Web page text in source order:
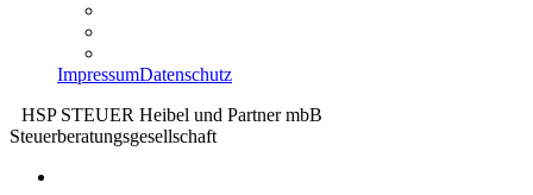
ImpressumDatenschutz
HSP STEUER Heibel und Partner mbB
Steuerberatungsgesellschaft